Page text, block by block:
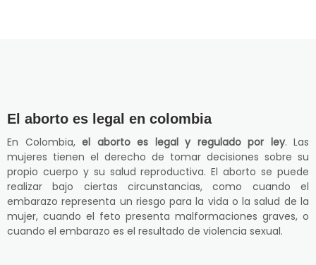
El aborto es legal en colombia
En Colombia, el aborto es legal y regulado por ley. Las
mujeres tienen el derecho de tomar decisiones sobre su
propio cuerpo y su salud reproductiva. El aborto se puede
realizar bajo ciertas circunstancias, como cuando el
embarazo representa un riesgo para la vida o la salud de la
mujer, cuando el feto presenta malformaciones graves, o
cuando el embarazo es el resultado de violencia sexual.